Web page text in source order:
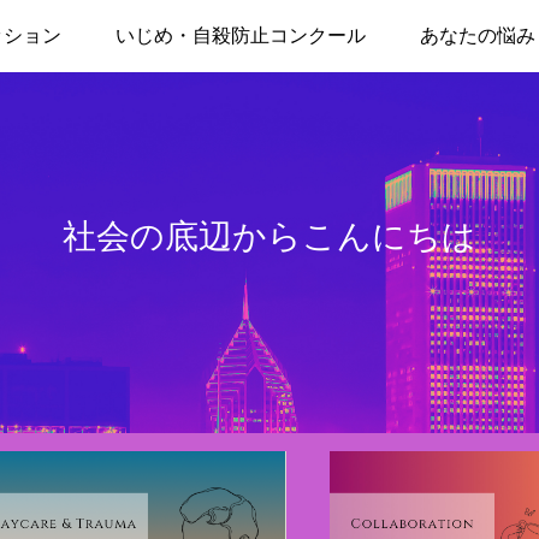
社会の底辺からこんにちは
ョン いじめ・自殺防止コンクール あなたの悩